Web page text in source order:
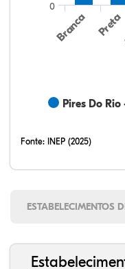
Pires Do Rio
Branca Preta
0
Fonte: INEP (2025)
ESTABELECIMENTOS